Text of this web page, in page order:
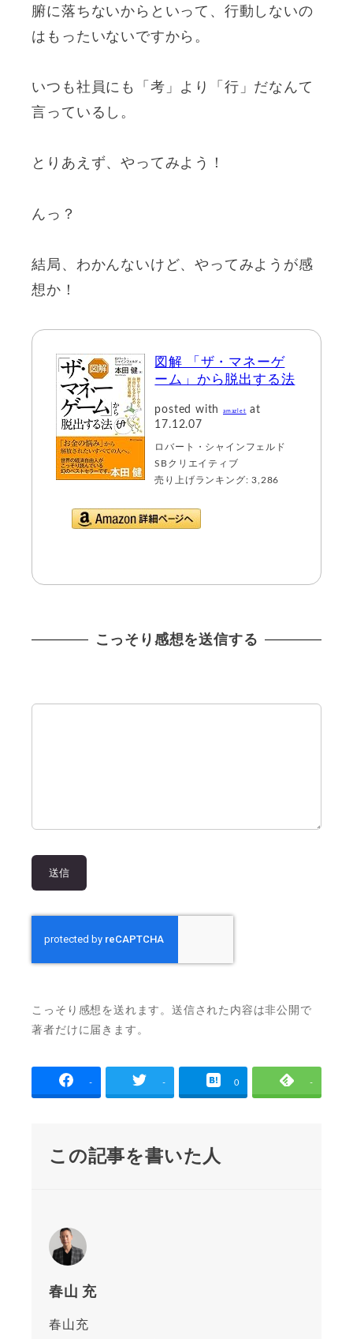
腑に落ちないからといって、行動しないの
はもったいないですから。
いつも社員にも「考」より「行」だなんて
言っているし。
とりあえず、やってみよう！
んっ？
結局、わかんないけど、やってみようが感
想か！
図解 「ザ・マネーゲ
ーム」から脱出する法
posted with amazlet
at
17.12.07
ロバート・シャインフェルド
SBクリエイティブ
売り上げランキング: 3,286
こっそり感想を送信する
こっそり感想を送れます。送信された内容は非公開で
著者だけに届きます。
- - 0 -
この記事を書いた人
春山 充
春山充